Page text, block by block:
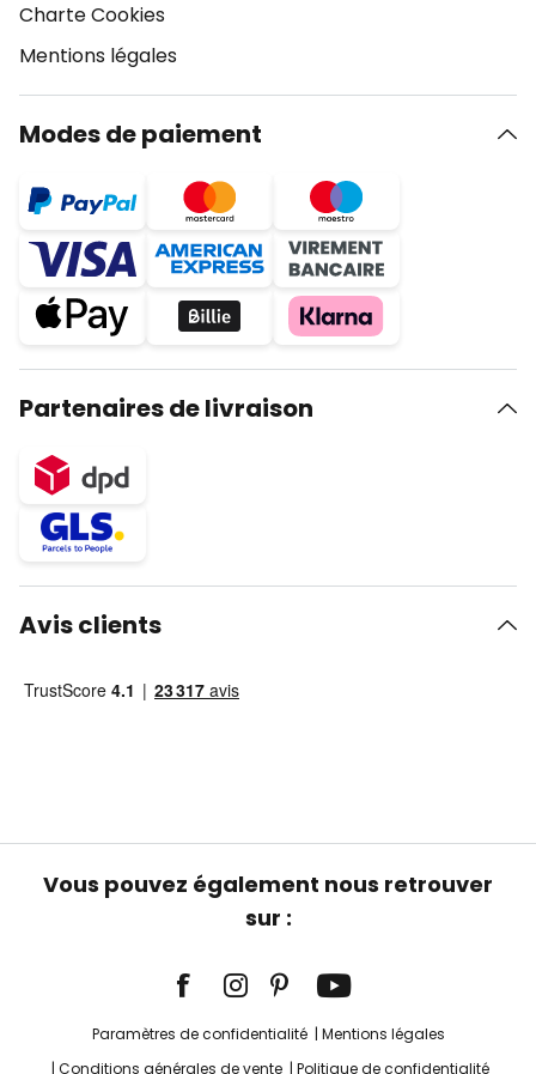
Charte Cookies
Mentions légales
Modes de paiement
Partenaires de livraison
Avis clients
Vous pouvez également nous retrouver
sur :
Paramètres de confidentialité
Mentions légales
Conditions générales de vente
Politique de confidentialité